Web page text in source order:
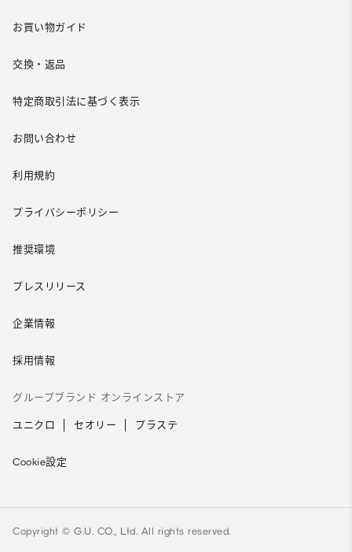
お買い物ガイド
交換・返品
特定商取引法に基づく表示
お問い合わせ
利用規約
プライバシーポリシー
推奨環境
プレスリリース
企業情報
採用情報
グループブランド オンラインストア
ユニクロ セオリー プラステ
Cookie設定
Copyright © G.U. CO., Ltd. All rights reserved.